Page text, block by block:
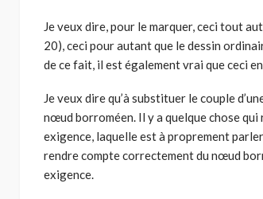
Je veux dire, pour le marquer, ceci tout
20), ceci pour autant que le dessin
de ce fait, il est également vrai que ceci
Je veux dire qu’à substituer le couple
nœud borroméen. Il y a quelque chose qui
exigence, laquelle est à proprement
rendre compte correctement du nœud
exigence.